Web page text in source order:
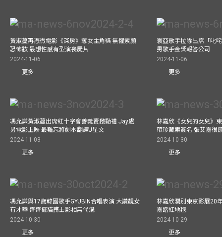
黃淑蔓再憑微電影《深房》奪女主角獎 無懼素顏
恐怖妝 最想性感有型演喪屍片
2024-11-06
更多
寰亞歌手拉隊出席「叱
男歌手金獎報答公司
2024-11-06
更多
馮允謙黃淑蔓出席紅十字會善義賣啟動禮 Jay處
男電影上映 最難忘將劇本翻譯J星文
2024-11-03
更多
林嘉欣《女兒的女兒》
帶珍藏索簽名 張艾嘉很
2024-10-30
更多
馮允謙與17歲韓國歌手GYUBIN合唱表演 大讚靚女
有才華 齊齊擺貓甫士影相無代溝
2024-10-30
更多
林嘉欣濶別東京影展20
嘉踏紅地毯
2024-10-29
更多